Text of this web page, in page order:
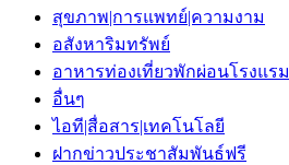
สุขภาพ|การแพทย์|ความงาม
อสังหาริมทรัพย์
อาหารท่องเที่ยวพักผ่อนโรงแรม
อื่นๆ
ไอที|สื่อสาร|เทคโนโลยี
ฝากข่าวประชาสัมพันธ์ฟรี